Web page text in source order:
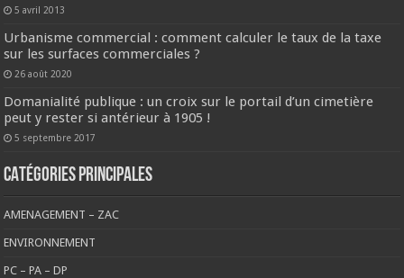
5 avril 2013
Urbanisme commercial : comment calculer le taux de la taxe
sur les surfaces commerciales ?
26 août 2020
Domanialité publique : un croix sur le portail d’un cimetière
peut y rester si antérieur à 1905 !
5 septembre 2017
CATÉGORIES PRINCIPALES
AMENAGEMENT – ZAC
ENVIRONNEMENT
PC – PA – DP